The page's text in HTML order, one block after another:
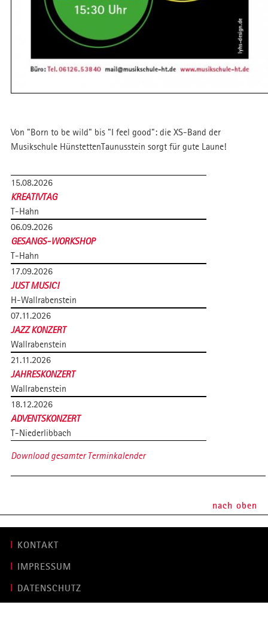
Von "Born to be wild" bis "I feel good": die XS-Band der
Musikschule HünstettenTaunusstein sorgt für gute Laune!
15.08.2026
KREATIVTAG
T-Hahn
06.09.2026
GESANGS-WORKSHOP
T-Hahn
17.09.2026
JUST MUSIC!
H-Wallrabenstein
07.11.2026
JAZZ KONZERT
Wallrabenstein
21.11.2026
JAHRESKONZERT
Wallrabenstein
18.12.2026
ADVENTSKONZERT
T-Niederlibbach
Download gesamter Terminkalender
nach oben
KONTAKT
IMPRESSUM
DATENSCHUTZ